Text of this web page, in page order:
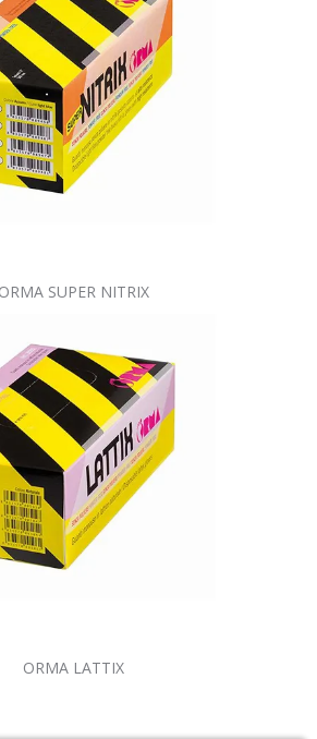
ORMA SUPER NITRIX
ORMA LATTIX